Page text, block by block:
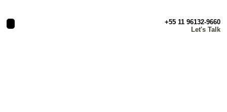
+55 11 96132-9660
Let's Talk